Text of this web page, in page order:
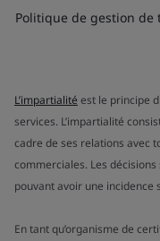
Politique de gestion de
L’impartialité est le principe
services. L’impartialité
cadre de ses relations avec
commerciales. Les
pouvant avoir une incidence
En tant qu’organisme de